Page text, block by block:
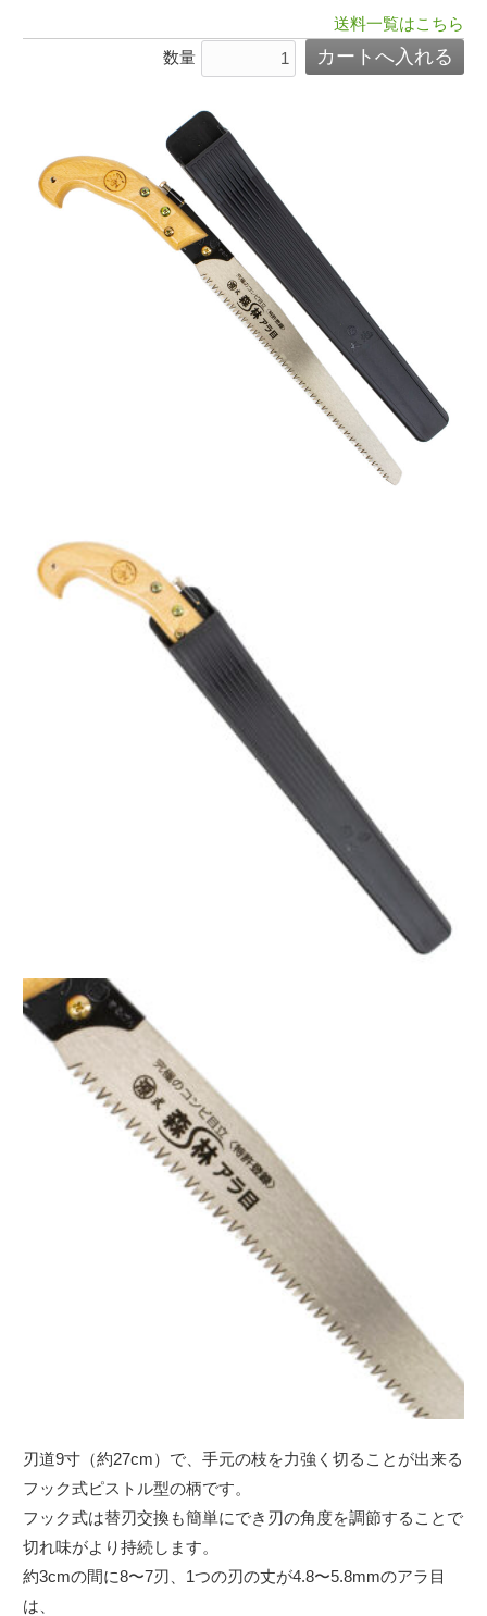
送料一覧はこちら
数量
刃道9寸（約27cm）で、手元の枝を力強く切ることが出来る
フック式ピストル型の柄です。
フック式は替刃交換も簡単にでき刃の角度を調節することで
切れ味がより持続します。
約3cmの間に8〜7刃、1つの刃の丈が4.8〜5.8mmのアラ目
は、